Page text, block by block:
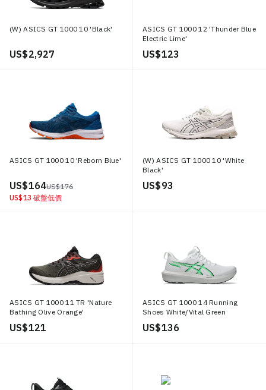
(W) ASICS GT 1000 10 'Black'
US$ 2,927
ASICS GT 1000 12 'Thunder Blue
Electric Lime'
US$ 123
ASICS GT 1000 10 'Reborn Blue'
US$ 164US$ 176
US$ 13 破盤低價
(W) ASICS GT 1000 10 'White
Black'
US$ 93
ASICS GT 1000 11 TR 'Nature
Bathing Olive Orange'
US$ 121
ASICS GT 1000 14 Running
Shoes White/Vital Green
US$ 136